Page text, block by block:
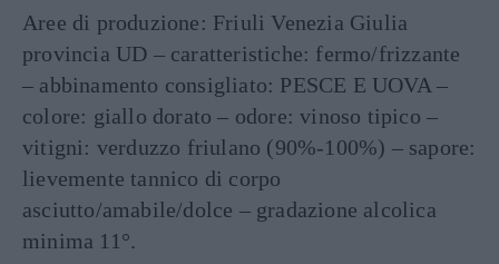
Aree di produzione: Friuli Venezia Giulia
provincia UD – caratteristiche: fermo/frizzante
– abbinamento consigliato: PESCE E UOVA –
colore: giallo dorato – odore: vinoso tipico –
vitigni: verduzzo friulano (90%-100%) – sapore:
lievemente tannico di corpo
asciutto/amabile/dolce – gradazione alcolica
minima 11°.